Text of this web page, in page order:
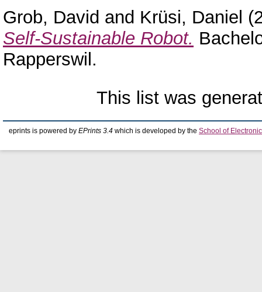
Grob, David and Krüsi, Daniel
Self-Sustainable Robot.
Rapperswil.
This list was
eprints is powered by EPrints 3.4 which is developed by the School of